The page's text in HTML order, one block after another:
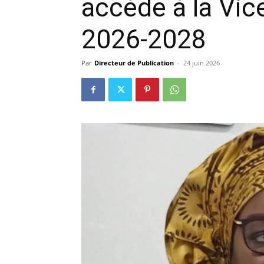
accède à la
2026-2028
Par Directeur de Publication - 24 juin 2026